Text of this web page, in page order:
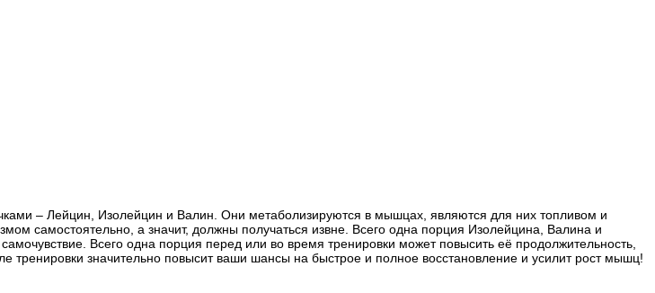
– Лейцин, Изолейцин и Валин. Они метаболизируются в мышцах, являются для них топливом и
самостоятельно, а значит, должны получаться извне. Всего одна порция Изолейцина, Валина и
Всего одна порция перед или во время тренировки может повысить её продолжительность,
значительно повысит ваши шансы на быстрое и полное восстановление и усилит рост мышц!